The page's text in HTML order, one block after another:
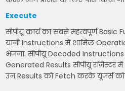
Execute
सीपीयू कार्य का सबसे महत्वपूर्ण
यानी Instructions में शामिल
भेजना. सीपीयू Decoded
Generated Results सीपीयू रजिस्टर
उन Results को Fetch करके यूजर्स